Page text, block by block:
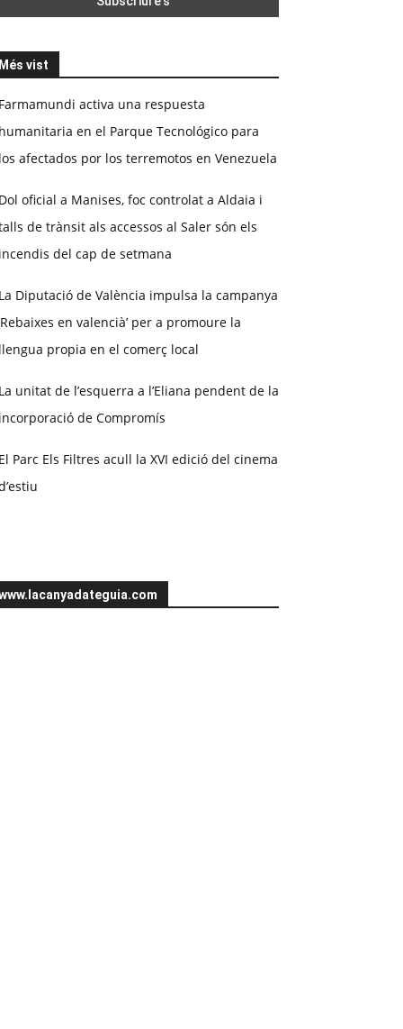
Més vist
Farmamundi activa una respuesta
humanitaria en el Parque Tecnológico para
los afectados por los terremotos en Venezuela
Dol oficial a Manises, foc controlat a Aldaia i
de trànsit als accessos al Saler són els
incendis del cap de setmana
La Diputació de València impulsa la campanya
en valencià’ per a promoure la
llengua propia en el comerç local
La unitat de l’esquerra a l’Eliana pendent de la
incorporació de Compromís
El Parc Els Filtres acull la XVI edició del cinema